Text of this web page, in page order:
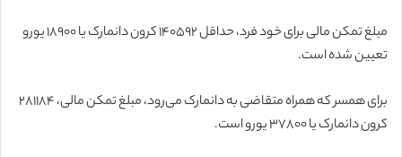
مبلغ تمکن مالی برای خود فرد، حداقل ۱۴۰۵۹۲ کرون دانمارک یا ۱۸۹۰۰ یورو
تعیین شده است.
برای همسر که همراه متقاضی به دانمارک می‌رود، مبلغ تمکن مالی، ۲۸۱۱۸۴
کرون دانمارک یا ۳۷۸۰۰ یورو است.